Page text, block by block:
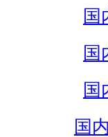
国
国
国
国